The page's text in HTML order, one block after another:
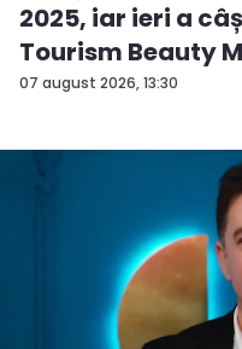
07 august 2026, 13:30
2025, iar ieri a
Tourism Beauty
Andreea...